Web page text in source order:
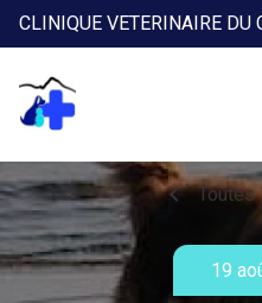
CLINIQUE VETERINAIRE DU
chevron_left Toutes
19